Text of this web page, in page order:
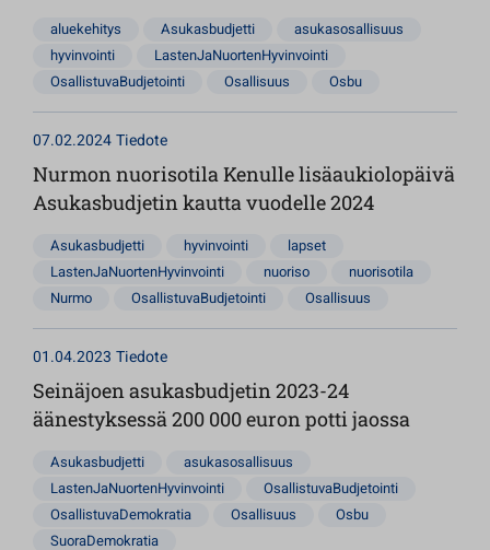
aluekehitys Asukasbudjetti
asukasosallisuus
hyvinvointi
LastenJaNuortenHyvinvointi
OsallistuvaBudjetointi
Osallisuus Osbu
07.02.2024Tiedote
Nurmon nuorisotila Kenulle lisäaukiolopäivä
Asukasbudjetin kautta vuodelle 2024
Asukasbudjetti hyvinvointi
lapset
LastenJaNuortenHyvinvointi
nuoriso
nuorisotila
Nurmo
OsallistuvaBudjetointi Osallisuus
01.04.2023 Tiedote
Seinäjoen asukasbudjetin 2023-24
äänestyksessä 200 000 euron potti jaossa
Asukasbudjetti
asukasosallisuus
LastenJaNuortenHyvinvointi
OsallistuvaBudjetointi
OsallistuvaDemokratia
Osallisuus
Osbu
SuoraDemokratia